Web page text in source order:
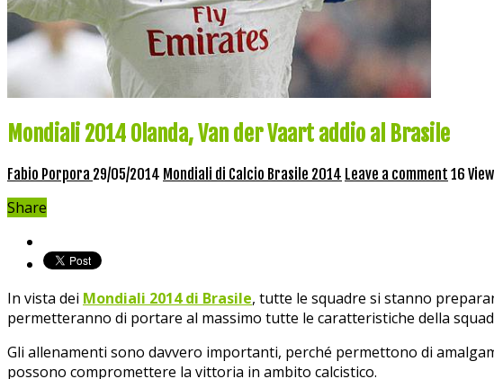
Mondiali 2014 Olanda, Van der Vaart addio al Brasile
Fabio Porpora 29/05/2014 Mondiali di Calcio Brasile 2014 Leave a comment 16
Share
In vista dei Mondiali 2014 di Brasile, tutte le squadre si stanno
permetteranno di portare al massimo tutte le caratteristiche della
Gli allenamenti sono davvero importanti, perché permettono di
possono compromettere la vittoria in ambito calcistico.